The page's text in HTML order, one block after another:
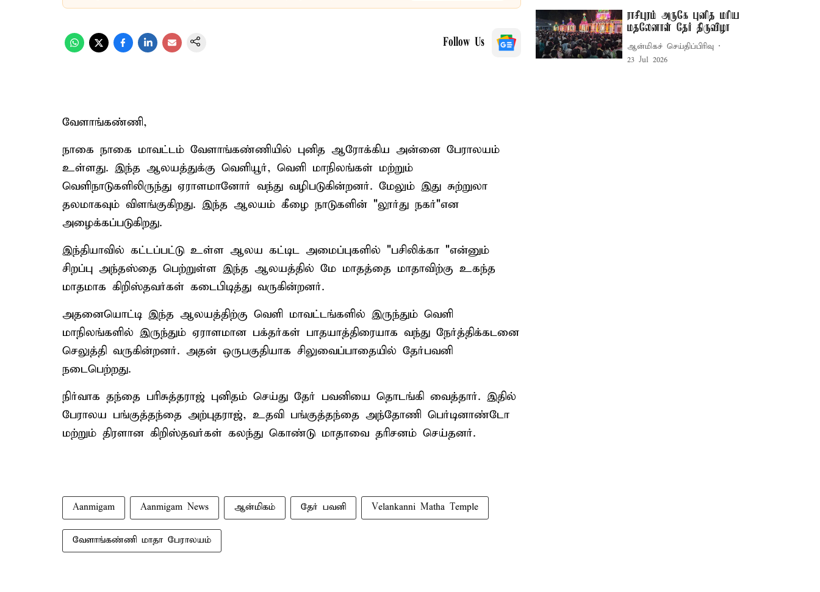
Follow Us
வேளாங்கண்ணி,
நாகை நாகை மாவட்டம் வேளாங்கண்ணியில் புனித ஆரோக்கிய அன்னை பேராலயம்
உள்ளது. இந்த ஆலயத்துக்கு வெளியூர், வெளி மாநிலங்கள் மற்றும்
வெளிநாடுகளிலிருந்து ஏராளமானோர் வந்து வழிபடுகின்றனர். மேலும் இது சுற்றுலா
தலமாகவும் விளங்குகிறது. இந்த ஆலயம் கீழை நாடுகளின் "லூர்து நகர்"என
அழைக்கப்படுகிறது.
இந்தியாவில் கட்டப்பட்டு உள்ள ஆலய கட்டிட அமைப்புகளில் "பசிலிக்கா "என்னும்
சிறப்பு அந்தஸ்தை பெற்றுள்ள இந்த ஆலயத்தில் மே மாதத்தை மாதாவிற்கு உகந்த
மாதமாக கிறிஸ்தவர்கள் கடைபிடித்து வருகின்றனர்.
அதனையொட்டி இந்த ஆலயத்திற்கு வெளி மாவட்டங்களில் இருந்தும் வெளி
மாநிலங்களில் இருந்தும் ஏராளமான பக்தர்கள் பாதயாத்திரையாக வந்து நேர்த்திக்கடனை
செலுத்தி வருகின்றனர். அதன் ஒருபகுதியாக சிலுவைப்பாதையில் தேர்பவனி
நடைபெற்றது.
நிர்வாக தந்தை பரிசுத்தராஜ் புனிதம் செய்து தேர் பவனியை தொடங்கி வைத்தார். இதில்
பேராலய பங்குத்தந்தை அற்புதராஜ், உதவி பங்குத்தந்தை அந்தோணி பெர்டினாண்டோ
மற்றும் திரளான கிறிஸ்தவர்கள் கலந்து கொண்டு மாதாவை தரிசனம் செய்தனர்.
Aanmigam Aanmigam News ஆன்மிகம் தேர் பவனி Velankanni Matha Temple
வேளாங்கண்ணி மாதா பேராலயம்
ராசிபுரம் அருகே புனித மரிய
மதலேனாள் தேர் திருவிழா
ஆன்மிகச் செய்திப்பிரிவு
23 Jul 2026